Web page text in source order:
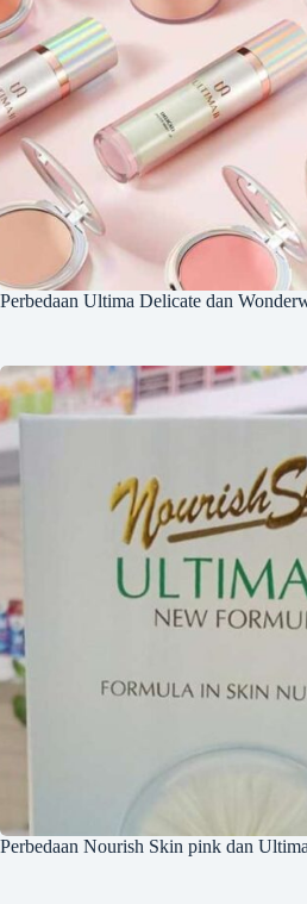
Perbedaan Ultima Delicate dan
Perbedaan Nourish Skin pink dan